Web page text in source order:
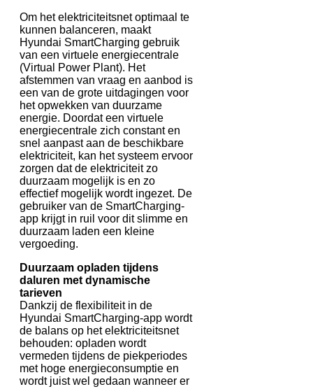
Om het elektriciteitsnet optimaal te
kunnen balanceren, maakt
Hyundai SmartCharging gebruik
van een virtuele energiecentrale
(Virtual Power Plant). Het
afstemmen van vraag en aanbod is
een van de grote uitdagingen voor
het opwekken van duurzame
energie. Doordat een virtuele
energiecentrale zich constant en
snel aanpast aan de beschikbare
elektriciteit, kan het systeem ervoor
zorgen dat de elektriciteit zo
duurzaam mogelijk is en zo
effectief mogelijk wordt ingezet. De
gebruiker van de SmartCharging-
app krijgt in ruil voor dit slimme en
duurzaam laden een kleine
vergoeding.
Duurzaam opladen tijdens
daluren met dynamische
tarieven
Dankzij de flexibiliteit in de
Hyundai SmartCharging-app wordt
de balans op het elektriciteitsnet
behouden: opladen wordt
vermeden tijdens de piekperiodes
met hoge energieconsumptie en
wordt juist wel gedaan wanneer er